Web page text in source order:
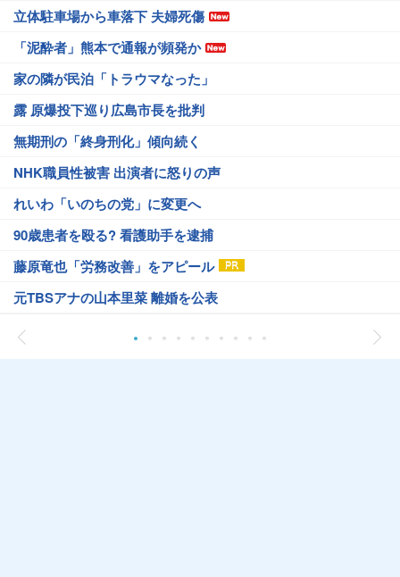
立体駐車場から車落下 夫婦死傷
「泥酔者」熊本で通報が頻発か
家の隣が民泊「トラウマなった」
露 原爆投下巡り広島市長を批判
無期刑の「終身刑化」傾向続く
NHK職員性被害 出演者に怒りの声
れいわ「いのちの党」に変更へ
90歳患者を殴る? 看護助手を逮捕
藤原竜也「労務改善」をアピール
元TBSアナの山本里菜 離婚を公表